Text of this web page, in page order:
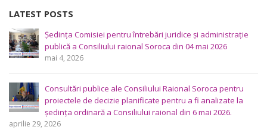
LATEST POSTS
Ședința Comisiei pentru întrebări juridice şi administraţie
publică a Consiliului raional Soroca din 04 mai 2026
mai 4, 2026
Consultări publice ale Consiliului Raional Soroca pentru
proiectele de decizie planificate pentru a fi analizate la
ședința ordinară a Consiliului raional din 6 mai 2026.
aprilie 29, 2026